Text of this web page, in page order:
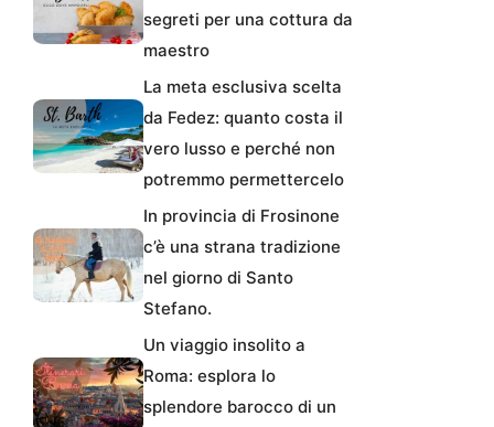
segreti per una cottura da
maestro
La meta esclusiva scelta
da Fedez: quanto costa il
vero lusso e perché non
potremmo permettercelo
In provincia di Frosinone
c’è una strana tradizione
nel giorno di Santo
Stefano.
Un viaggio insolito a
Roma: esplora lo
splendore barocco di un